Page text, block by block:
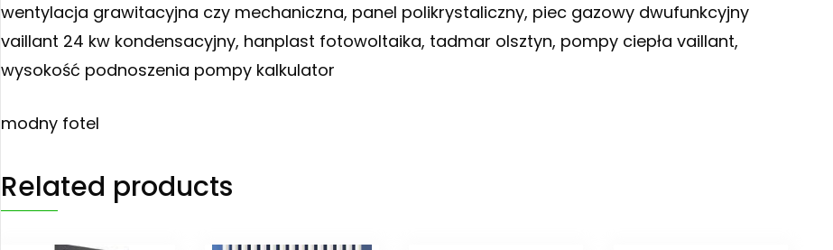
wentylacja grawitacyjna czy mechaniczna, panel polikrystaliczny, piec gazowy dwufunkcyjny
vaillant 24 kw kondensacyjny, hanplast fotowoltaika, tadmar olsztyn, pompy ciepła vaillant,
wysokość podnoszenia pompy kalkulator
modny fotel
Related products